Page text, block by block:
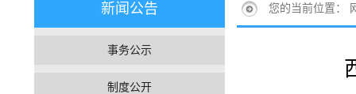
新闻公告
事务公示
制度公开
您的当前位置：